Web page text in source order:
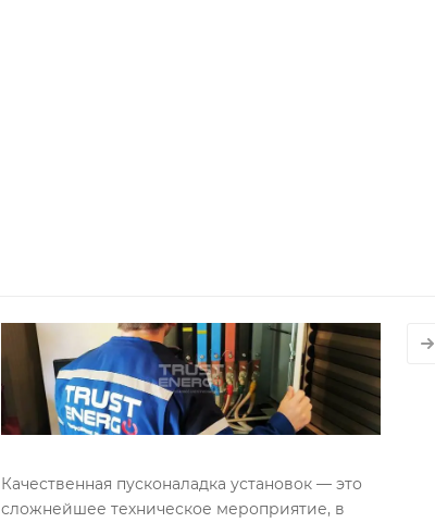
РАБОТЫ
Качественная пусконаладка установок — это
сложнейшее техническое мероприятие, в